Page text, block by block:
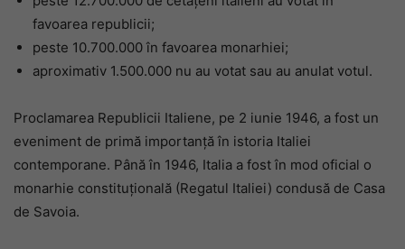
favoarea republicii;
peste 10.700.000 în favoarea monarhiei;
aproximativ 1.500.000 nu au votat sau au anulat votul.
Proclamarea Republicii Italiene, pe 2 iunie 1946, a fost un
eveniment de primă importanță în istoria Italiei
contemporane. Până în 1946, Italia a fost în mod oficial o
monarhie constituțională (Regatul Italiei) condusă de Casa
de Savoia.